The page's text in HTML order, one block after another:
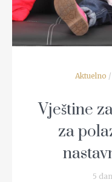
Aktuelno /
Vještine
za
5